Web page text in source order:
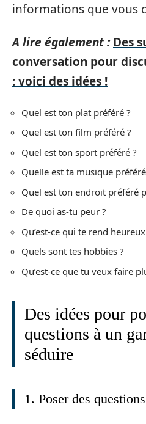
informations que vous
A lire également : Des
conversation pour
: voici des idées !
Quel est ton plat préféré ?
Quel est ton film préféré ?
Quel est ton sport préféré ?
Quelle est ta musique
Quel est ton endroit préféré
De quoi as-tu peur ?
Qu’est-ce qui te rend heureux
Quels sont tes hobbies ?
Qu’est-ce que tu veux faire
Des idées pour
questions à un
séduire
1. Poser des